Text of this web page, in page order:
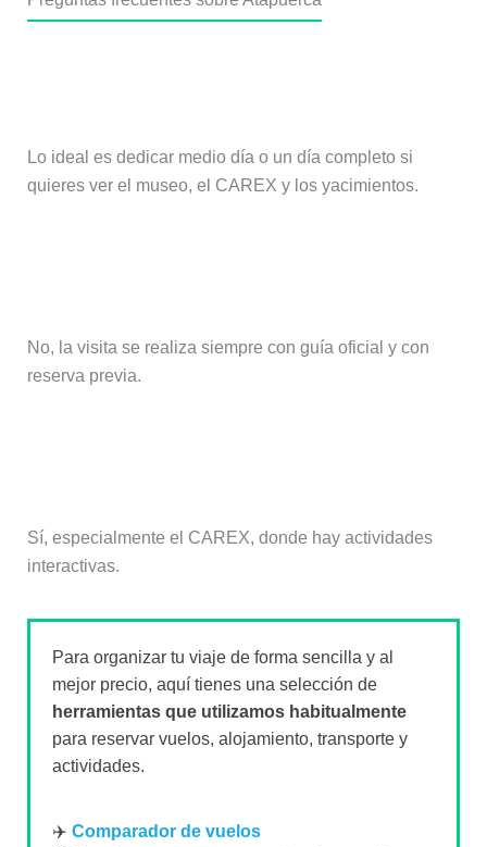
Lo ideal es dedicar medio día o un día completo si
quieres ver el museo, el CAREX y los yacimientos.
No, la visita se realiza siempre con guía oficial y con
reserva previa.
Sí, especialmente el CAREX, donde hay actividades
interactivas.
Para organizar tu viaje de forma sencilla y al
mejor precio, aquí tienes una selección de
herramientas que utilizamos habitualmente
para reservar vuelos, alojamiento, transporte y
actividades.
✈️ Comparador de vuelos